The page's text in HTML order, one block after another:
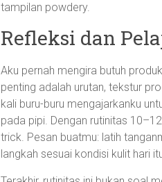
tampilan powdery.
Refleksi dan
Aku pernah mengira butuh
penting adalah urutan, tekstur
kali buru-buru mengajarkanku
pada pipi. Dengan rutinitas
trick. Pesan buatmu: latih
langkah sesuai kondisi kulit hari